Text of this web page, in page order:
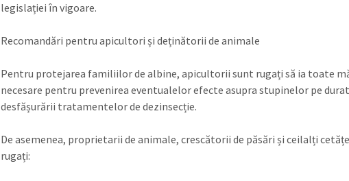
legislației în vigoare.
Recomandări pentru apicultori și deținătorii de animale
Pentru protejarea familiilor de albine, apicultorii sunt rugați să ia toate
necesare pentru prevenirea eventualelor efecte asupra stupinelor pe
desfășurării tratamentelor de dezinsecție.
De asemenea, proprietarii de animale, crescătorii de păsări și ceilalți
rugați: